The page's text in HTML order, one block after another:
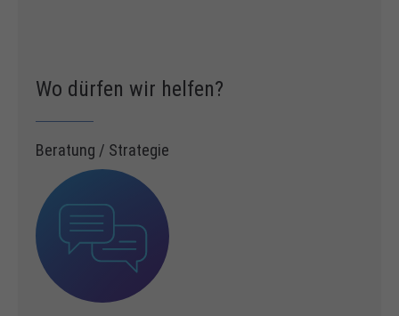
About us
Lorem ipsum dolor sit amet, consectetuer adipiscing elit.
Aenean commodo ligula eget dolor. Aenean massa. Cum
sociis natoque penatibus et magnis dis parturient montes,
nascetur ridiculus mus. Donec quam felis, ultricies nec.
Wo dürfen wir helfen?
Beratung / Strategie